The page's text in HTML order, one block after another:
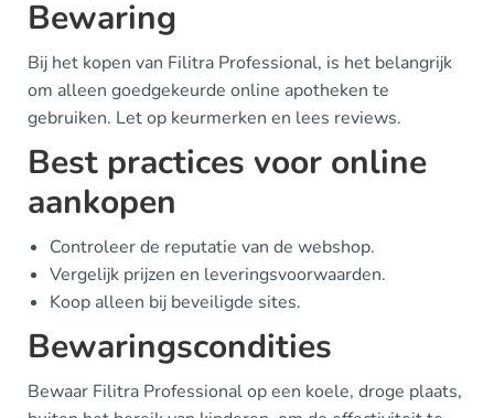
Bewaring
Bij het kopen van Filitra Professional, is het belangrijk
om alleen goedgekeurde online apotheken te
gebruiken. Let op keurmerken en lees reviews.
Best practices voor online
aankopen
Controleer de reputatie van de webshop.
Vergelijk prijzen en leveringsvoorwaarden.
Koop alleen bij beveiligde sites.
Bewaringscondities
Bewaar Filitra Professional op een koele, droge plaats,